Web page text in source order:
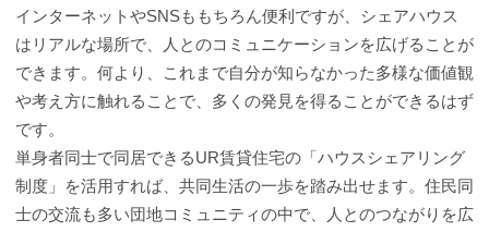
インターネットやSNSももちろん便利ですが、シェアハウス
はリアルな場所で、人とのコミュニケーションを広げることが
できます。何より、これまで自分が知らなかった多様な価値観
や考え方に触れることで、多くの発見を得ることができるはず
です。
単身者同士で同居できるUR賃貸住宅の「ハウスシェアリング
制度」を活用すれば、共同生活の一歩を踏み出せます。住民同
士の交流も多い団地コミュニティの中で、人とのつながりを広